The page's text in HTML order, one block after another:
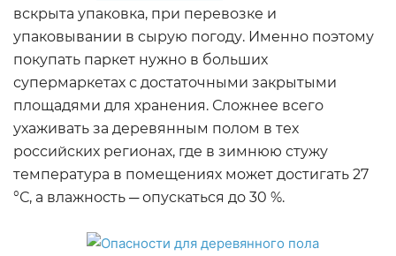
вскрыта упаковка, при перевозке и
упаковывании в сырую погоду. Именно поэтому
покупать паркет нужно в больших
супермаркетах с достаточными закрытыми
площадями для хранения. Сложнее всего
ухаживать за деревянным полом в тех
российских регионах, где в зимнюю стужу
температура в помещениях может достигать 27
°С, а влажность ─ опускаться до 30 %.